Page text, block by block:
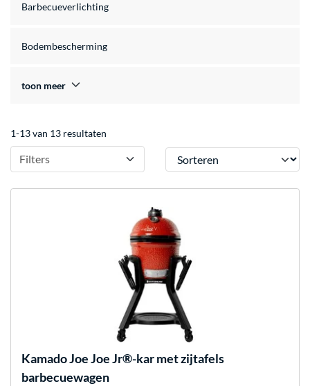
Barbecueverlichting
Bodembescherming
toon meer
1-13 van 13 resultaten
Filters Sorteren
Kamado JoeJoe Jr®-kar met zijtafels
barbecuewagen